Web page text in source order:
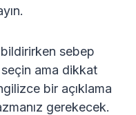
sebep
ama dikkat
bir açıklama
gerekecek.